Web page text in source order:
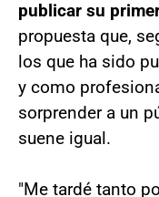
publicar su
propuesta que,
los que ha sido
y como
sorprender a un
suene igual.
"Me tardé tanto